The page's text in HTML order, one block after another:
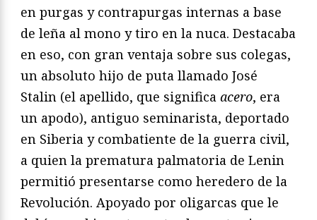
en purgas y contrapurgas internas a base
de leña al mono y tiro en la nuca. Destacaba
en eso, con gran ventaja sobre sus colegas,
un absoluto hijo de puta llamado José
Stalin (el apellido, que significa acero, era
un apodo), antiguo seminarista, deportado
en Siberia y combatiente de la guerra civil,
a quien la prematura palmatoria de Lenin
permitió presentarse como heredero de la
Revolución. Apoyado por oligarcas que le